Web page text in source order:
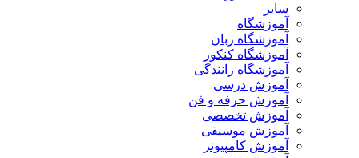
سایر
آموزشگاه
آموزشگاه زبان
آموزشگاه کنکور
آموزشگاه رانندگی
آموزش درسی
آموزش حرفه و فن
آموزش تخصصی
آموزش موسیقی
آموزش کامپیوتر